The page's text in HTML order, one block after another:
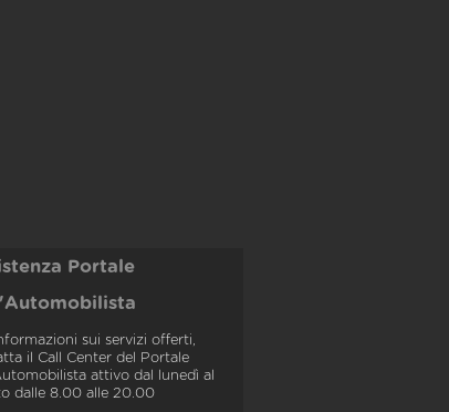
Portale
sui servizi offerti,
il Call Center del Portale
attivo dal lunedì al
dalle 8.00 alle 20.00